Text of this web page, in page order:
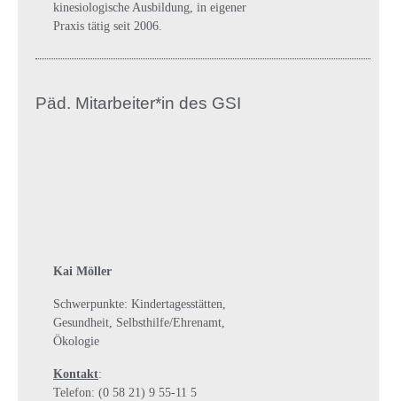
kinesiologische Ausbildung, in eigener
Praxis tätig seit 2006.
Päd. Mitarbeiter*in des GSI
Kai Möller
Schwerpunkte: Kindertagesstätten,
Gesundheit, Selbsthilfe/Ehrenamt,
Ökologie
Kontakt:
Telefon: (0 58 21) 9 55-11 5